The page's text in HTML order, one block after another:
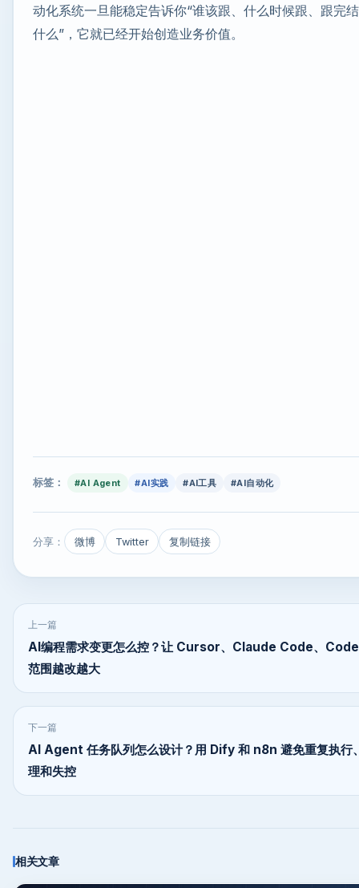
动化系统一旦能稳定告诉你“谁该跟、什么时候跟、跟完
什么”，它就已经开始创造业务价值。
标签： #AI Agent #AI实践 #AI工具 #AI自动化
分享： 微博 Twitter 复制链接
上一篇
AI编程需求变更怎么控？让 Cursor、Claude Code、
范围越改越大
下一篇
AI Agent 任务队列怎么设计？用 Dify 和 n8n 避免重复执行
理和失控
相关文章